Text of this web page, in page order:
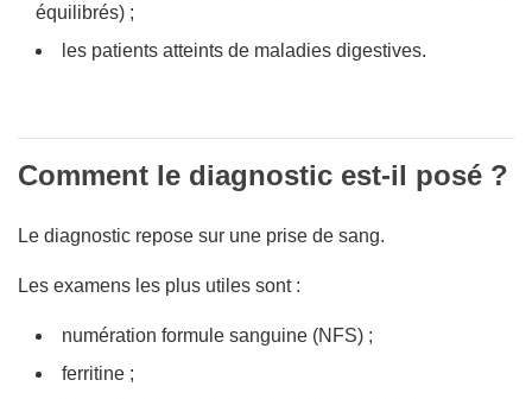
équilibrés) ;
les patients atteints de maladies digestives.
Comment le diagnostic est-il posé ?
Le diagnostic repose sur une prise de sang.
Les examens les plus utiles sont :
numération formule sanguine (NFS) ;
ferritine ;